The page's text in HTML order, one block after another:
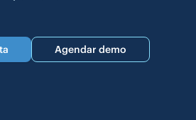
Agendar demo